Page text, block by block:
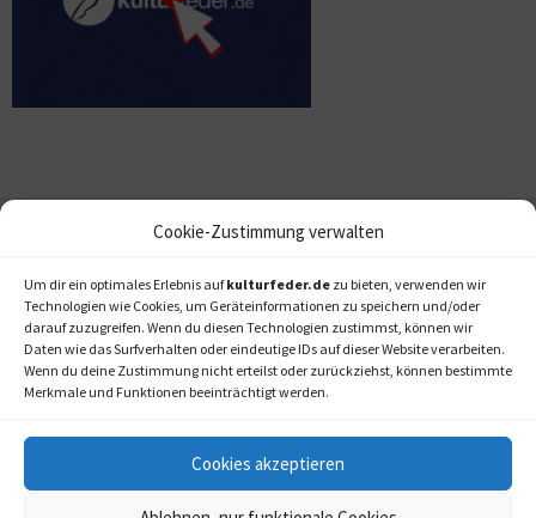
Cookie-Zustimmung verwalten
Um dir ein optimales Erlebnis aufkulturfeder.de zu bieten, verwenden wir
Technologien wie Cookies, um Geräteinformationen zu speichern und/oder
darauf zuzugreifen. Wenn du diesen Technologien zustimmst, können wir
Daten wie das Surfverhalten oder eindeutige IDs auf dieser Website verarbeiten.
Wenn du deine Zustimmung nicht erteilst oder zurückziehst, können bestimmte
Merkmale und Funktionen beeinträchtigt werden.
Cookies akzeptieren